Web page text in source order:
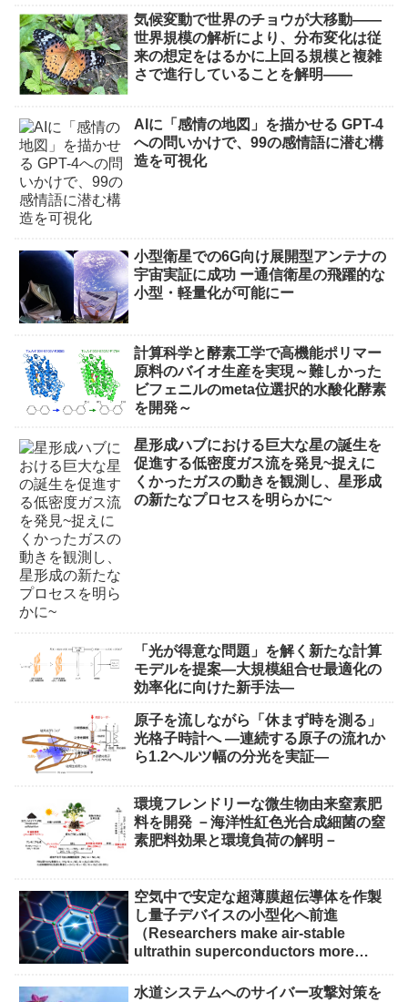
気候変動で世界のチョウが大移動――
世界規模の解析により、分布変化は従
来の想定をはるかに上回る規模と複雑
さで進行していることを解明――
AIに「感情の地図」を描かせる GPT-4
への問いかけで、99の感情語に潜む構
造を可視化
小型衛星での6G向け展開型アンテナの
宇宙実証に成功 ー通信衛星の飛躍的な
小型・軽量化が可能にー
計算科学と酵素工学で高機能ポリマー
原料のバイオ生産を実現～難しかった
ビフェニルのmeta位選択的水酸化酵素
を開発～
星形成ハブにおける巨大な星の誕生を
促進する低密度ガス流を発見~捉えに
くかったガスの動きを観測し、星形成
の新たなプロセスを明らかに~
「光が得意な問題」を解く新たな計算
モデルを提案―大規模組合せ最適化の
効率化に向けた新手法―
原子を流しながら「休まず時を測る」
光格子時計へ ―連続する原子の流れか
ら1.2ヘルツ幅の分光を実証―
環境フレンドリーな微生物由来窒素肥
料を開発 －海洋性紅色光合成細菌の窒
素肥料効果と環境負荷の解明－
空気中で安定な超薄膜超伝導体を作製
し量子デバイスの小型化へ前進
（Researchers make air-stable
ultrathin superconductors more
水道システムへのサイバー攻撃対策を